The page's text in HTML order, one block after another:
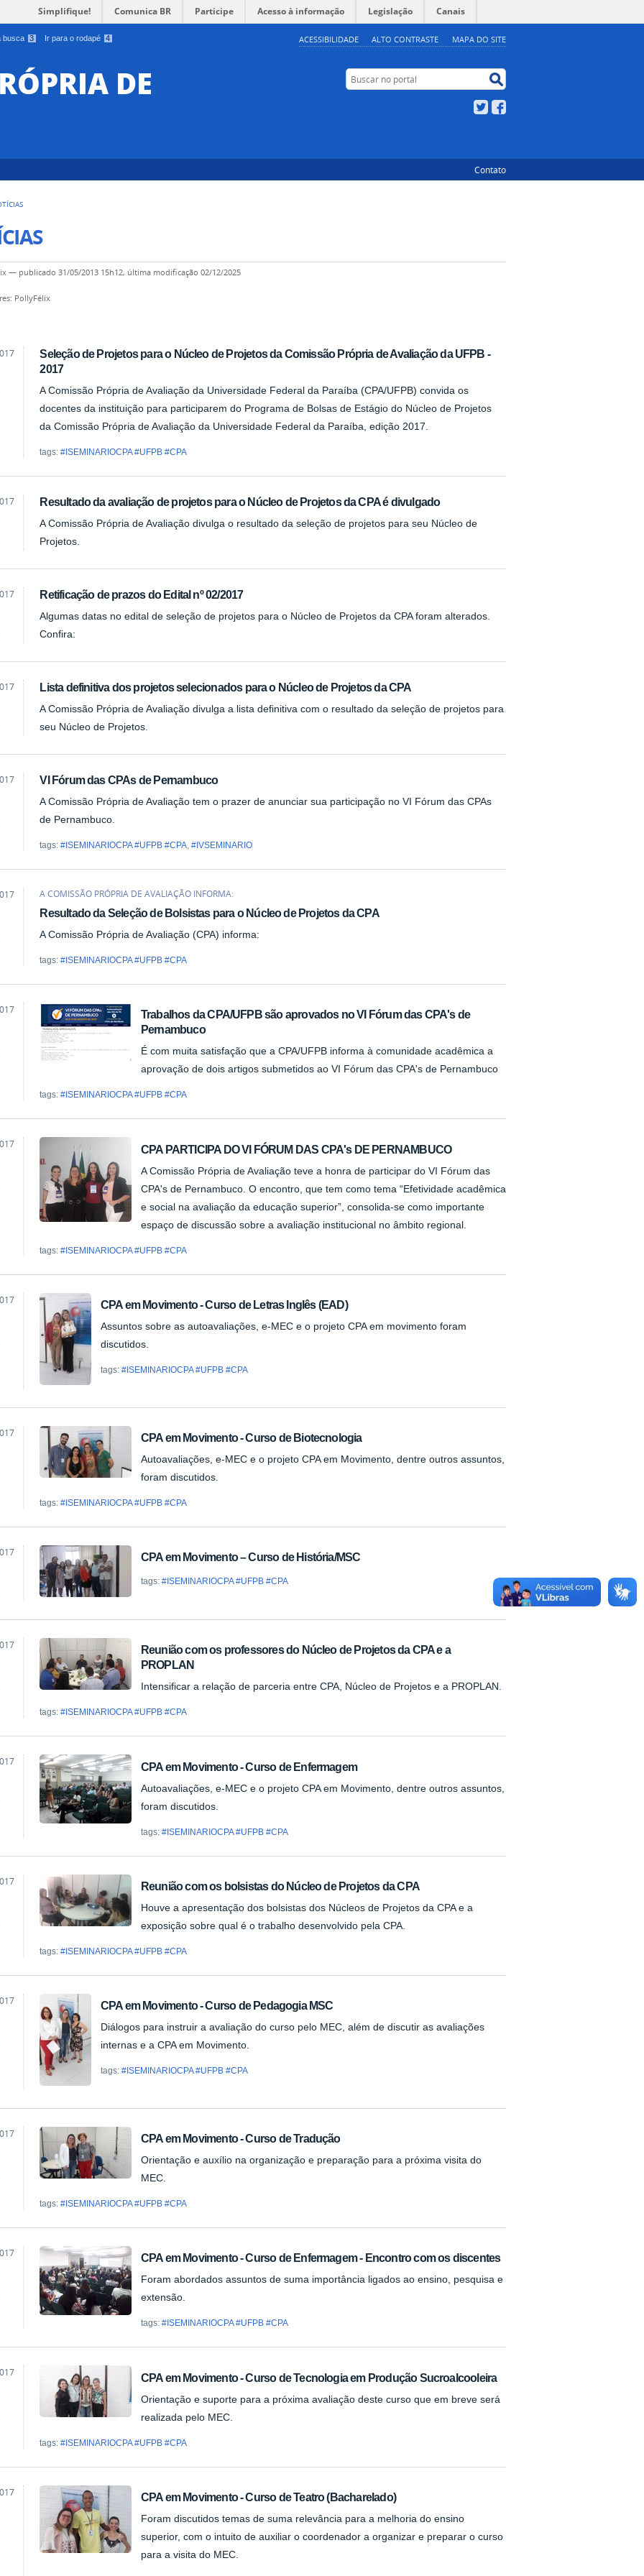
busca 3 Ir para o rodapé 4 ACESSIBILIDADE ALTO CONTRASTE MAPA DO SITE
Simplifique! Comunica BR Participe Acesso à informação Legislação Canais
DE Buscar no portal
Twitter
Contato
— publicado 31/05/2013 15h12, última modificação 02/12/2025
PollyFélix
Seleção de Projetos para o Núcleo de Projetos da Comissão Própria de Avaliação da UFPB -
2017
A Comissão Própria de Avaliação da Universidade Federal da Paraíba (CPA/UFPB) convida os
docentes da instituição para participarem do Programa de Bolsas de Estágio do Núcleo de Projetos
da Comissão Própria de Avaliação da Universidade Federal da Paraíba, edição 2017.
tags:#ISEMINARIOCPA #UFPB #CPA
Resultado da avaliação de projetos para o Núcleo de Projetos da CPA é divulgado
A Comissão Própria de Avaliação divulga o resultado da seleção de projetos para seu Núcleo de
Projetos.
Retificação de prazos do Edital nº 02/2017
Algumas datas no edital de seleção de projetos para o Núcleo de Projetos da CPA foram alterados.
Confira:
Lista definitiva dos projetos selecionados para o Núcleo de Projetos da CPA
A Comissão Própria de Avaliação divulga a lista definitiva com o resultado da seleção de projetos para
seu Núcleo de Projetos.
VI Fórum das CPAs de Pernambuco
A Comissão Própria de Avaliação tem o prazer de anunciar sua participação no VI Fórum das CPAs
de Pernambuco.
tags:#ISEMINARIOCPA #UFPB #CPA ,#IVSEMINARIO
A COMISSÃO PRÓPRIA DE AVALIAÇÃO INFORMA:
Resultado da Seleção de Bolsistas para o Núcleo de Projetos da CPA
A Comissão Própria de Avaliação (CPA) informa:
tags:#ISEMINARIOCPA #UFPB #CPA
Trabalhos da CPA/UFPB são aprovados no VI Fórum das CPA's de
Pernambuco
É com muita satisfação que a CPA/UFPB informa à comunidade acadêmica a
aprovação de dois artigos submetidos ao VI Fórum das CPA's de Pernambuco
tags:#ISEMINARIOCPA #UFPB #CPA
CPA PARTICIPA DO VI FÓRUM DAS CPA's DE PERNAMBUCO
A Comissão Própria de Avaliação teve a honra de participar do VI Fórum das
CPA's de Pernambuco. O encontro, que tem como tema “Efetividade acadêmica
e social na avaliação da educação superior”, consolida-se como importante
espaço de discussão sobre a avaliação institucional no âmbito regional.
tags:#ISEMINARIOCPA #UFPB #CPA
CPA em Movimento - Curso de Letras Inglês (EAD)
Assuntos sobre as autoavaliações, e-MEC e o projeto CPA em movimento foram
discutidos.
tags: #ISEMINARIOCPA #UFPB #CPA
CPA em Movimento - Curso de Biotecnologia
Autoavaliações, e-MEC e o projeto CPA em Movimento, dentre outros assuntos,
foram discutidos.
tags:#ISEMINARIOCPA #UFPB #CPA
CPA em Movimento – Curso de História/MSC
tags: #ISEMINARIOCPA #UFPB #CPA
Reunião com os professores do Núcleo de Projetos da CPA e a
PROPLAN
Intensificar a relação de parceria entre CPA, Núcleo de Projetos e a PROPLAN.
tags:#ISEMINARIOCPA #UFPB #CPA
CPA em Movimento - Curso de Enfermagem
Autoavaliações, e-MEC e o projeto CPA em Movimento, dentre outros assuntos,
foram discutidos.
tags: #ISEMINARIOCPA #UFPB #CPA
Reunião com os bolsistas do Núcleo de Projetos da CPA
Houve a apresentação dos bolsistas dos Núcleos de Projetos da CPA e a
exposição sobre qual é o trabalho desenvolvido pela CPA.
tags:#ISEMINARIOCPA #UFPB #CPA
CPA em Movimento - Curso de Pedagogia MSC
Diálogos para instruir a avaliação do curso pelo MEC, além de discutir as avaliações
internas e a CPA em Movimento.
tags: #ISEMINARIOCPA #UFPB #CPA
CPA em Movimento - Curso de Tradução
Orientação e auxílio na organização e preparação para a próxima visita do
MEC.
tags:#ISEMINARIOCPA #UFPB #CPA
CPA em Movimento - Curso de Enfermagem - Encontro com os discentes
Foram abordados assuntos de suma importância ligados ao ensino, pesquisa e
extensão.
tags: #ISEMINARIOCPA #UFPB #CPA
CPA em Movimento - Curso de Tecnologia em Produção Sucroalcooleira
Orientação e suporte para a próxima avaliação deste curso que em breve será
realizada pelo MEC.
tags:#ISEMINARIOCPA #UFPB #CPA
CPA em Movimento - Curso de Teatro (Bacharelado)
Foram discutidos temas de suma relevância para a melhoria do ensino
superior, com o intuito de auxiliar o coordenador a organizar e preparar o curso
para a visita do MEC.